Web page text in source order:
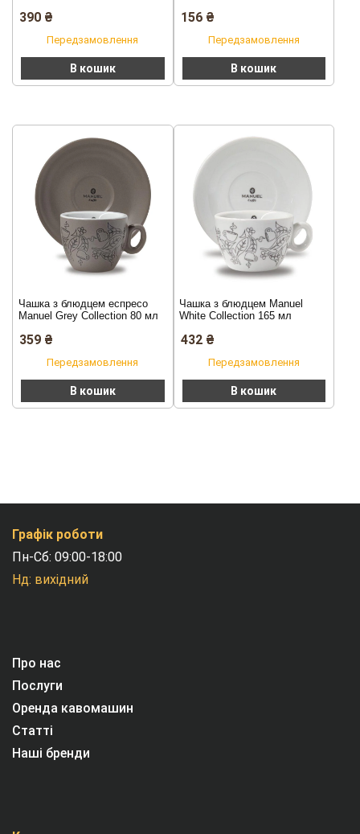
390 ₴
Передзамовлення
В кошик
156 ₴
Передзамовлення
В кошик
Чашка з блюдцем еспресо
Manuel Grey Collection 80 мл
359 ₴
Передзамовлення
В кошик
Чашка з блюдцем Manuel
White Collection 165 мл
432 ₴
Передзамовлення
В кошик
Графік роботи
Пн-Сб: 09:00-18:00
Нд: вихідний
Про нас
Послуги
Оренда кавомашин
Статті
Наші бренди